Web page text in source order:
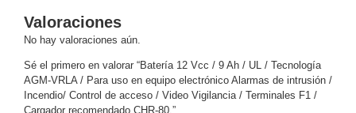
Sistemas
Completos
MegapixelTurboHD
de 4
Valoraciones
No hay valoraciones aún.
Sé el primero en valorar “Batería 12 Vcc / 9 Ah / UL / Tecnología
AGM-VRLA / Para uso en equipo electrónico Alarmas de intrusión /
Incendio/ Control de acceso / Video Vigilancia / Terminales F1 /
Cargador recomendado CHR-80.”